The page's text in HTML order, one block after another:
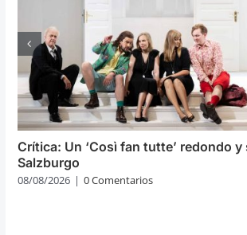
Crítica: Un ‘Così fan tutte’ redondo
Salzburgo
08/08/2026 | 0 Comentarios